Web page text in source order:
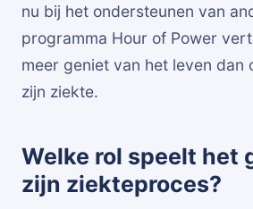
nu bij het ondersteunen van
programma Hour of Power
meer geniet van het leven dan
zijn ziekte.
Welke rol speelt het
zijn ziekteproces?